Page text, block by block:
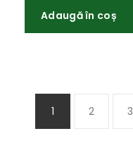
Adaugă în coș
1 2 3